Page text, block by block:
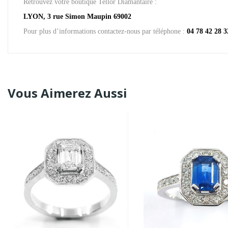
Retrouvez votre boutique Tellor Diamantaire :
LYON, 3 rue Simon Maupin 69002
Pour plus d’informations contactez-nous par téléphone : 04 78 42 28
Vous Aimerez Aussi